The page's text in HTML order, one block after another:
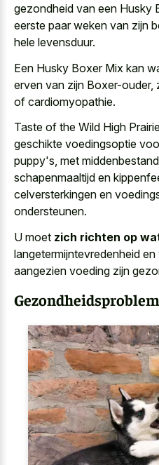
gezondheid van een Husky
eerste paar weken van zijn
hele levensduur.
Een Husky Boxer Mix kan
erven van zijn Boxer-ouder,
of cardiomyopathie.
Taste of the Wild High
geschikte voedingsoptie
puppy's, met
schapenmaaltijd en
celversterkingen en
ondersteunen.
U moet zich richten op
langetermijntevredenheid
aangezien voeding zijn